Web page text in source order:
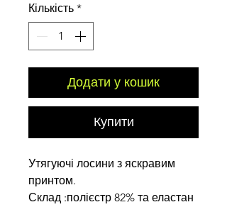
Кількість *
Додати у кошик
Купити
Утягуючі лосини з яскравим
принтом.
Склад :полієстр 82% та еластан